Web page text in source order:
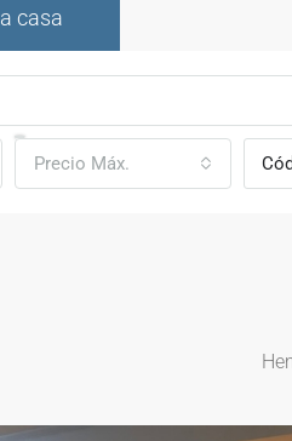
casa
Precio Máx.